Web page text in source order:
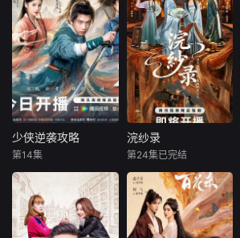
青一朝穿越古代，
成为车骑将军潘阳
的妻子。本想安稳
度日，不料三年
后，夫君却携带外
室李沐颜一同归
家，李家身世互换
的秘闻也随之曝
光，李沐颜竟然才
是李家真千金。面
执掌天下第一楼
天才工程师苏明惨
遭挚友陆镇安算
计，专利被篡改，
资金遭掏空，最终
含恨自尽。年幼的
苏夏目睹惨剧，留
下心理阴影。此后
她与姐姐苏冬被陆
镇安收养，在陆家
受尽欺辱。陆镇安
苏冬嫁予自己，苏
冬为保全妹
少侠逆袭攻略
喻钟黎
“五虎断刀门”传人
彭大盛身负绝脉命
少侠逆袭攻略
第14集
浣纱录
现代医学博士李云
河穿越成周家赘
婿，成为周家复兴
浣纱录
第24集已完结